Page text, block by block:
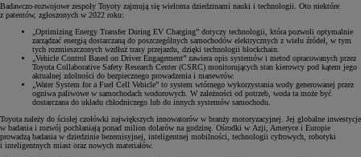
Badawczo-rozwojowe zespoły Toyoty zajmują się wieloma dziedzinami nauki i technologii. Oto niektóre
z patentów, zgłoszonych w 2022 roku:
„Optimizing Energy Transfer During EV Charging” dotyczy technologii, która pozwoli optymalnie
zarządzać energią dostarczaną do poszczególnych samochodów elektrycznych z wielu źródeł, w tym
tych rozmieszczonych wzdłuż trasy przejazdu, dzięki technologii blockchain.
„Vehicle Control Based on Driver Engagement” zawiera opis systemów i metod opracowanych przez
Toyota Collaborative Safety Research Center (CSRC) monitorujących stan kierowcy pod kątem jego
aktualnej zdolności do bezpiecznego prowadzenia i manewrów.
„Water System for a Fuel Cell Vehicle” to system wtórnego wykorzystania wody generowanej przez
ogniwa paliwowe w samochodach wodorowych. W zależności od potrzeb, woda ta może być
dostarczana do układu chłodniczego lub do innych systemów samochodu.
Toyota należy do ścisłej czołówki największych innowatorów w branży motoryzacyjnej. Jej globalne inwestycje
w badania i rozwój pochłaniają ponad milion dolarów na godzinę. Ośrodki w Azji, Ameryce i Europie
prowadzą badania w dziedzinie bezemisyjnej, inteligentnej mobilności, technologii cyfrowych, robotyki
i inteligentnych miast oraz nowych materiałów.